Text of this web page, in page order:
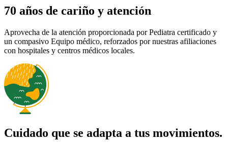
70 años de cariño y atención
Aprovecha de la atención proporcionada por Pediatra certificado y
un compasivo Equipo médico, reforzados por nuestras afiliaciones
con hospitales y centros médicos locales.
Cuidado que se adapta a tus movimientos.